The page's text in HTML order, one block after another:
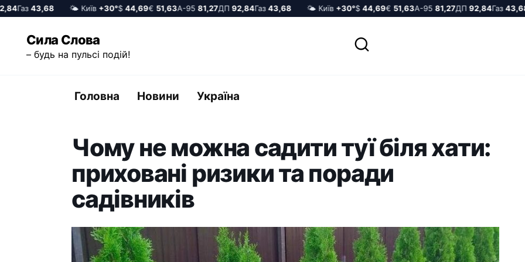
Газ43,68 🌤️ Київ+30°$44,69€51,63А-9581,27ДП92,84Газ43,68 🌤️ Київ+30°$44,69€51,63А-9581,27ДП92,84Газ43,68
вмісту
Сила Слова
– будь на пульсі подій!
Головна Новини Україна
Чому не можна садити туї біля хати:
приховані ризики та поради
садівників